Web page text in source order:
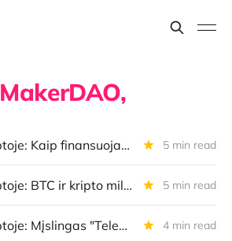
MakerDAO,
Diena kriptoje: Kaip finansuojami Bitkoino vystytojai, indėlių palūkanos BTC, infliacijos naratyvai 5 min read
Diena kriptoje: BTC ir kripto milijonieriai, Vitaliko alga, TON užstrigo 5 min read
Diena kriptoje: Mįslingas "Telegram" CEO areštas, Ethereum kritika, BTC algos 4 min read